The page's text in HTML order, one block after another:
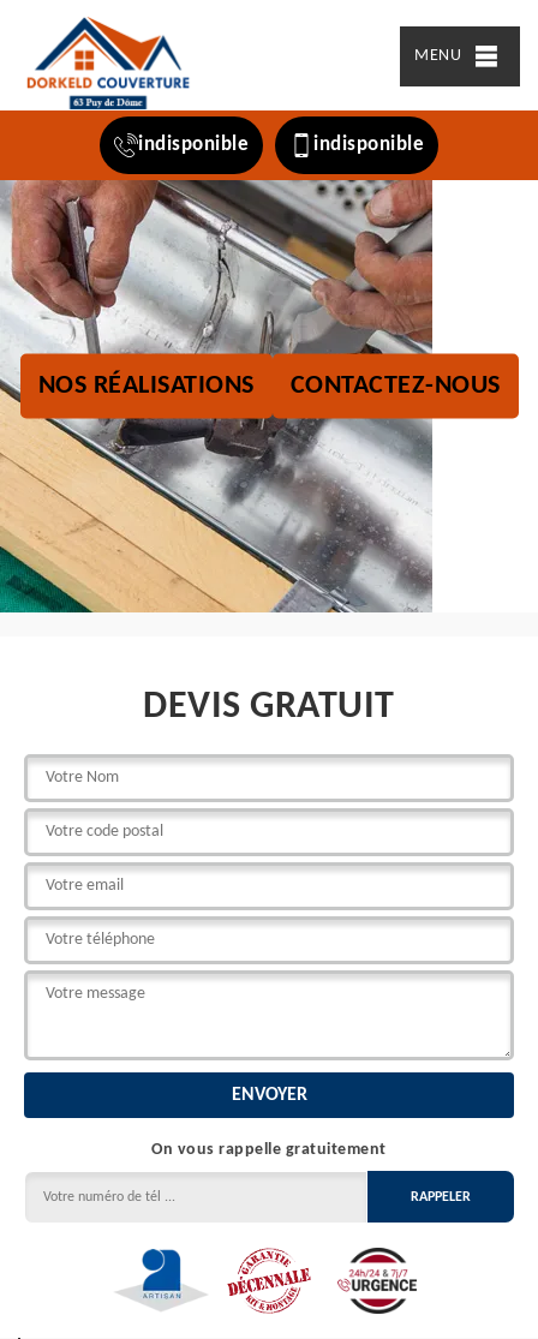
MENU
indisponible indisponible
NOS RÉALISATIONS CONTACTEZ-NOUS
DEVIS GRATUIT
On vous rappelle gratuitement